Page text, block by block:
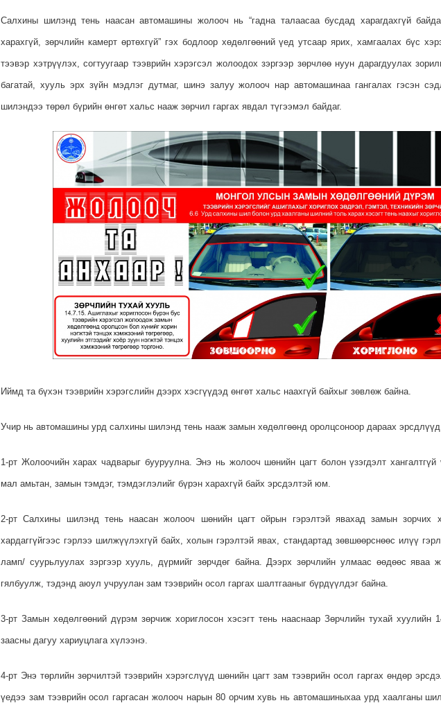
Салхины шилэнд тень наасан автомашины жолооч нь “гадна талаасаа бусдад харагдахгүй
харахгүй, зөрчлийн камерт өртөхгүй” гэх бодлоор хөдөлгөөний үед утсаар ярих, хамгаалах бүс
тээвэр хэтрүүлэх, согтуугаар тээврийн хэрэгсэл жолоодох зэргээр зөрчлөө нуун дарагдуулах
багатай, хууль эрх зүйн мэдлэг дутмаг, шинэ залуу жолооч нар автомашинаа гангалах гэсэн
шилэндээ төрөл бүрийн өнгөт хальс нааж зөрчил гаргах явдал түгээмэл байдаг.
Иймд та бүхэн тээврийн хэрэгслийн дээрх хэсгүүдэд өнгөт хальс наахгүй байхыг зөвлөж байна.
Учир нь автомашины урд салхины шилэнд тень нааж замын хөдөлгөөнд оролцсоноор дараах эрсдлүүд
1-рт Жолоочийн харах чадварыг бууруулна. Энэ нь жолооч шөнийн цагт болон үзэгдэлт хангалтгүй
мал амьтан, замын тэмдэг, тэмдэглэлийг бүрэн харахгүй байх эрсдэлтэй юм.
2-рт Салхины шилэнд тень наасан жолооч шөнийн цагт ойрын гэрэлтэй явахад замын зорчих
хардаггүйгээс гэрлээ шилжүүлэхгүй байх, холын гэрэлтэй явах, стандартад зөвшөөрснөөс илүү
ламп/ суурьлуулах зэргээр хууль, дүрмийг зөрчдөг байна. Дээрх зөрчлийн улмаас өөдөөс яваа
гялбуулж, тэдэнд аюул учруулан зам тээврийн осол гаргах шалтгааныг бүрдүүлдэг байна.
3-рт Замын хөдөлгөөний дүрэм зөрчиж хориглосон хэсэгт тень нааснаар Зөрчлийн тухай хуулийн
заасны дагуу хариуцлага хүлээнэ.
4-рт Энэ төрлийн зөрчилтэй тээврийн хэрэгслүүд шөнийн цагт зам тээврийн осол гаргах өндөр
үедээ зам тээврийн осол гаргасан жолооч нарын 80 орчим хувь нь автомашиныхаа урд хаалганы